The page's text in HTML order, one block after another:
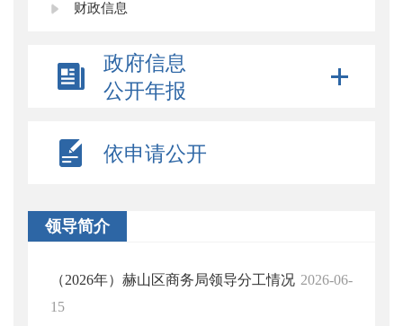
财政信息
政府信息
公开年报
依申请公开
领导简介
（2026年）赫山区商务局领导分工情况 2026-06-
15